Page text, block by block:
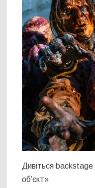
Дивіться
об’єкт»